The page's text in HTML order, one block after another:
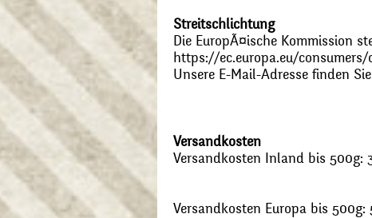
Streitschlichtung
Die EuropÃ¤ische Kommission
https://ec.europa.eu/consumers/
Unsere E-Mail-Adresse finden
Versandkosten
Versandkosten Inland bis 500g:
Versandkosten Europa bis